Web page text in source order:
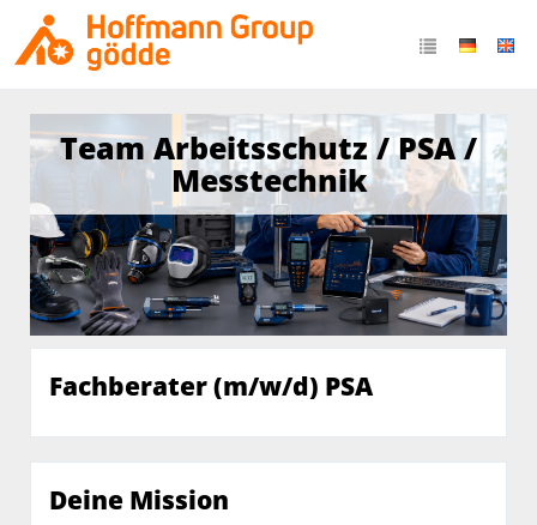
Team Arbeitsschutz / PSA /
Messtechnik
Fachberater (m/w/d) PSA
Deine Mission